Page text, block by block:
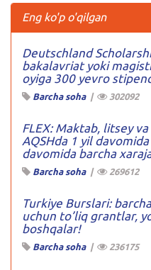
Eng ko'p o'qilgan
Deutschland
bakalavriat yoki
oyiga 300 yevro
Barcha soha| 302092
FLEX: Maktab, litsey
AQSHda 1 yil
davomida barcha
Barcha soha| 269612
Turkiye Burslari:
uchun to’liq grantlar,
boshqalar!
Barcha soha| 236175